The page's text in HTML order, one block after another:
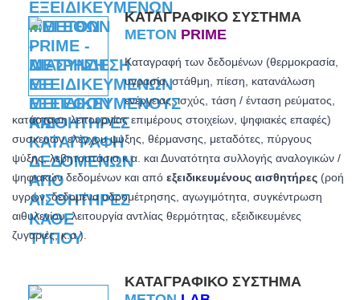
ΚΑΤΑΓΡΑΦΙΚΌ ΣΎΣΤΗΜΑ
METON PRIME
Καταγραφή των δεδομένων (θερμοκρασία,
υγρασία, στάθμη, πίεση, κατανάλωση
ενέργειας, ισχύς, τάση / ένταση ρεύματος,
κατάσταση λειτουργίας επιμέρους στοιχείων, ψηφιακές επαφές)
συσκευών ελέγχου ψύξης, θέρμανσης, μεταδότες, πύργους
ψύξης, λεβητοστάσια κ.α. καιΔυνατότητα συλλογής αναλογικών /
ψηφιακών δεδομένων και από εξειδικευμένους αισθητήρες (ροή
υγρών, δεδομένα υδρομέτρησης, αγωγιμότητα, συγκέντρωση
αιθυλενίου, λειτουργία αντλίας θερμότητας, εξειδικευμένες
ζυγαριές, κ.α.).
ΚΑΤΑΓΡΑΦΙΚΌ ΣΎΣΤΗΜΑ